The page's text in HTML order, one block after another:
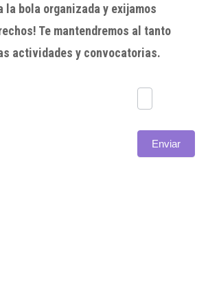
la bola organizada y exijamos
Te mantendremos al tanto
actividades y convocatorias.
Subscríbete
Enviar